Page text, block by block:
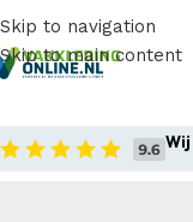
Skip to navigation
Skip to main content
Wij
W